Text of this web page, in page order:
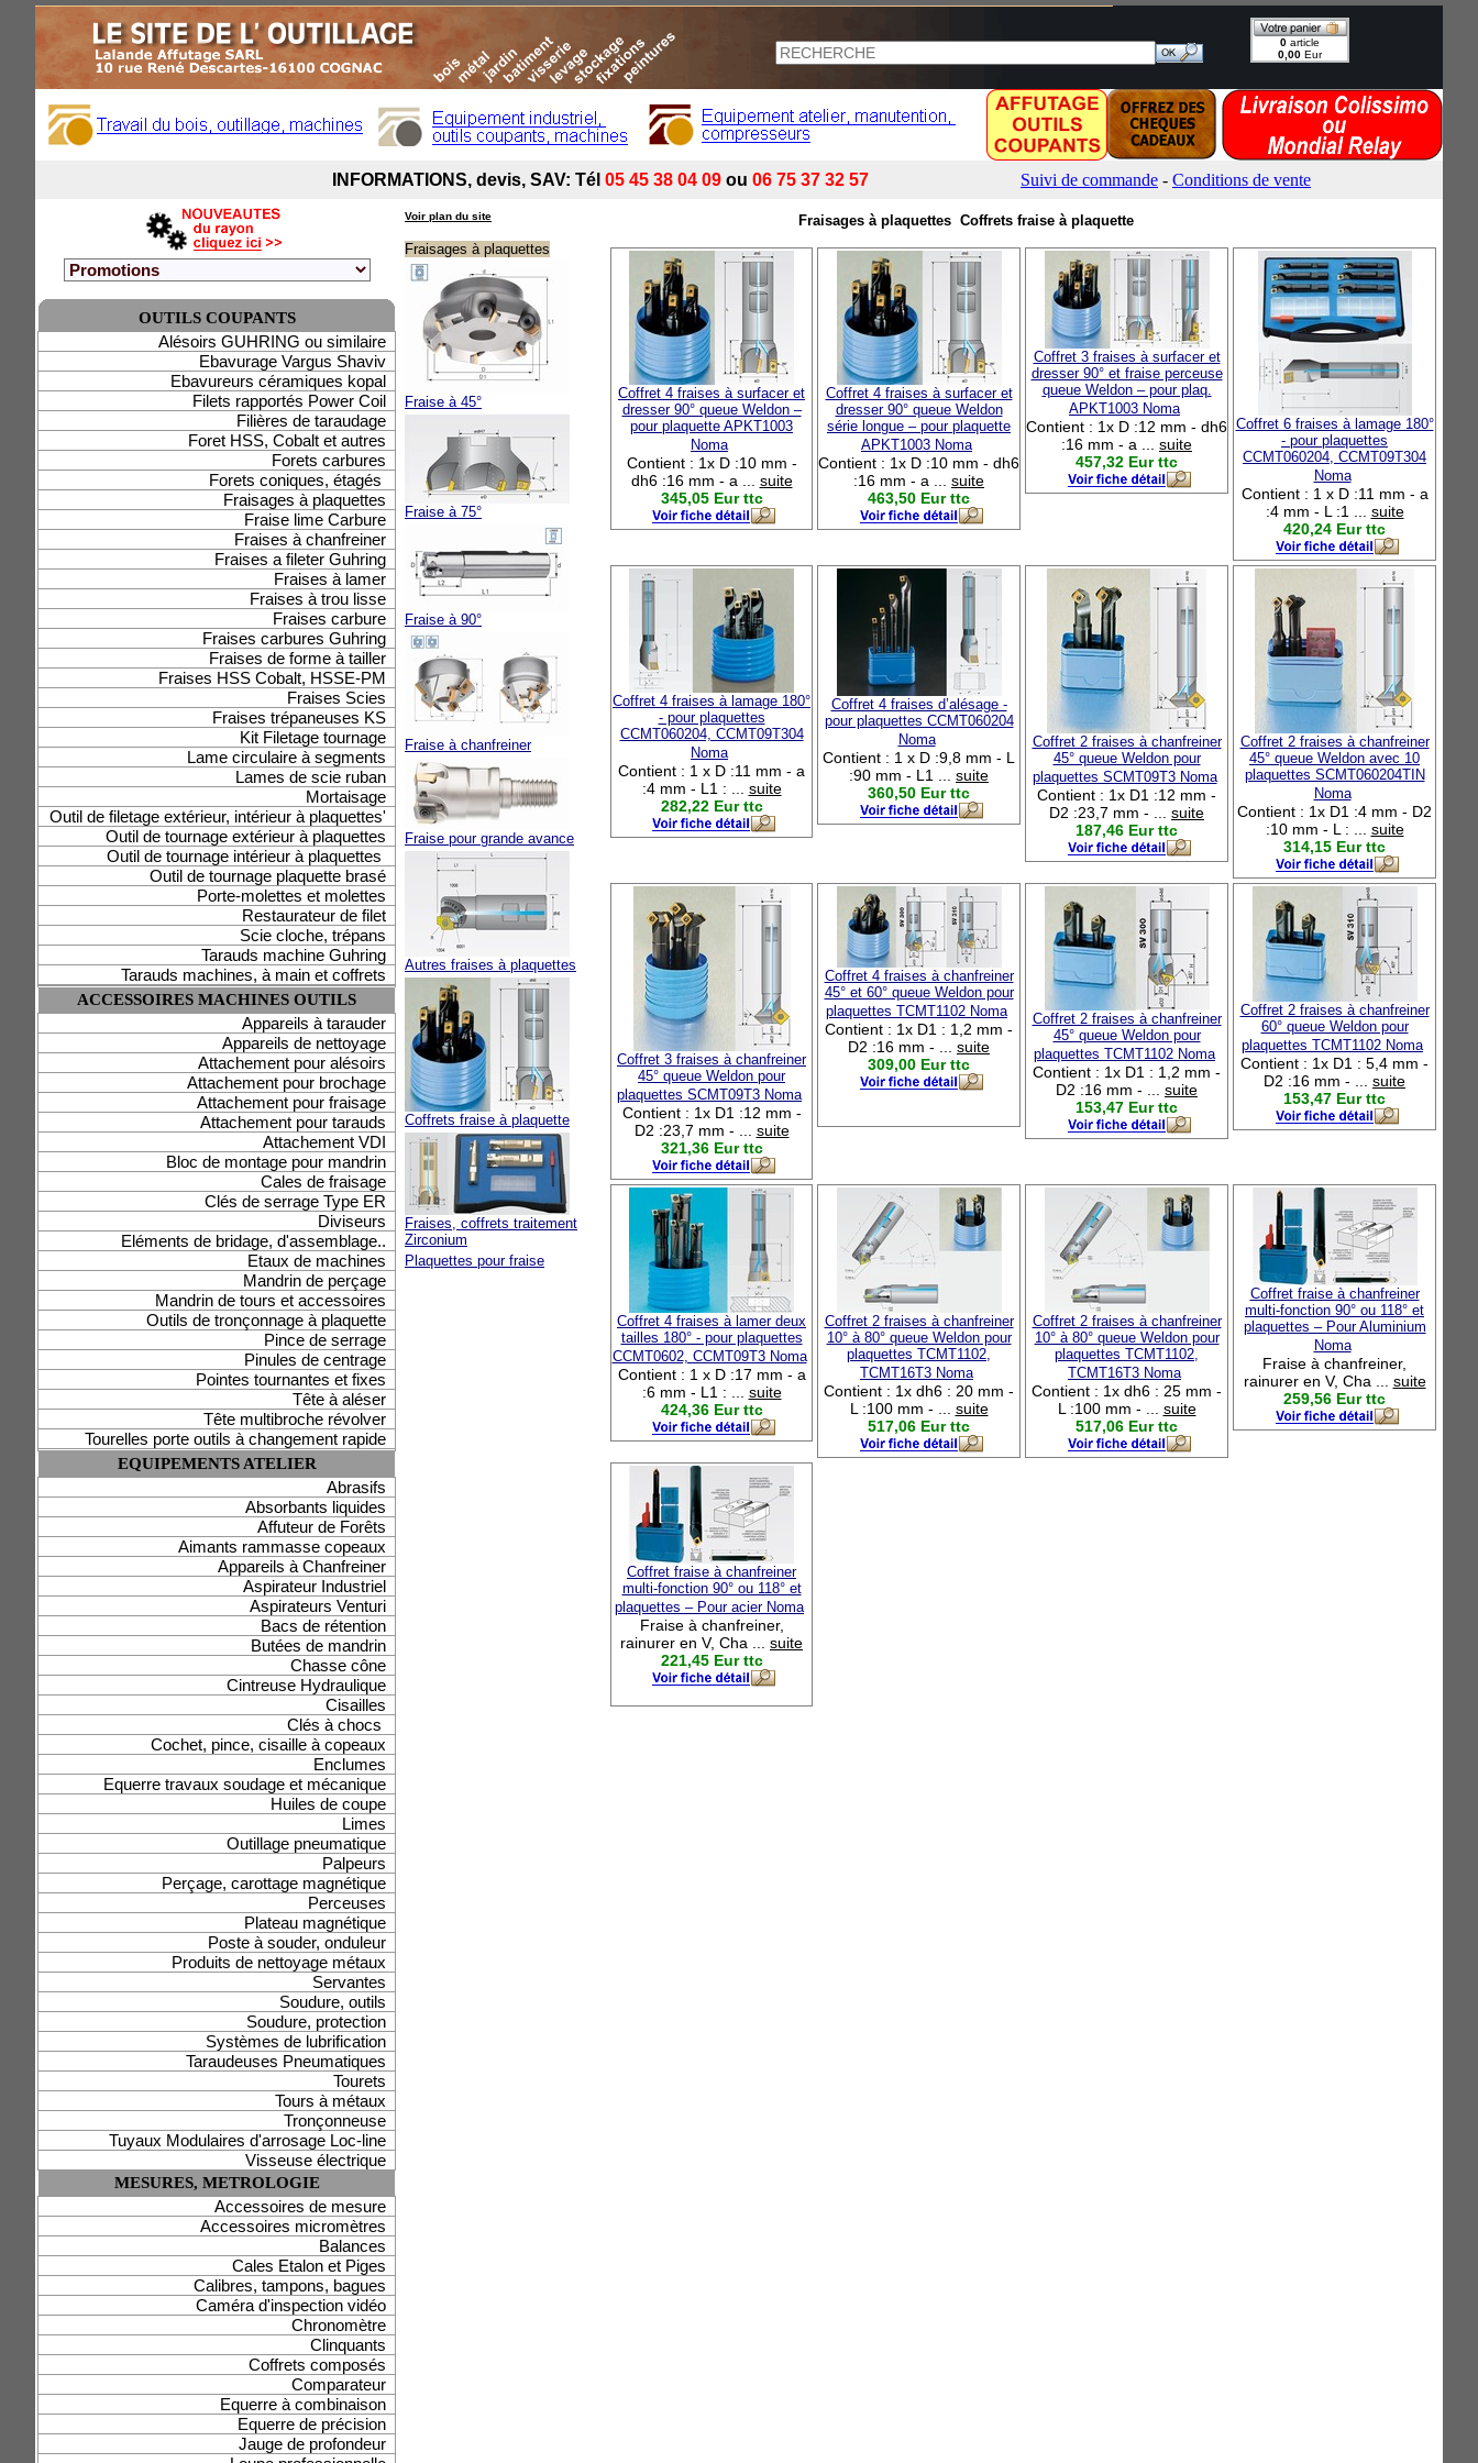
OUTILS COUPANTS
Alésoirs GUHRING ou similaire
Ebavurage Vargus Shaviv
Ebavureurs céramiques kopal
Filets rapportés Power Coil
Filières de taraudage
Foret HSS, Cobalt et autres
Forets carbures
Forets coniques, étagés
Fraisages à plaquettes
Fraise lime Carbure
Fraises à chanfreiner
Fraises a fileter Guhring
Fraises à lamer
Fraises à trou lisse
Fraises carbure
Fraises carbures Guhring
Fraises de forme à tailler
Fraises HSS Cobalt, HSSE-PM
Fraises Scies
Fraises trépaneuses KS
Kit Filetage tournage
Lame circulaire à segments
Lames de scie ruban
Mortaisage
Outil de filetage extérieur, intérieur à plaquettes'
Outil de tournage extérieur à plaquettes
Outil de tournage intérieur à plaquettes
Outil de tournage plaquette brasé
Porte-molettes et molettes
Restaurateur de filet
Scie cloche, trépans
Tarauds machine Guhring
Tarauds machines, à main et coffrets
ACCESSOIRES MACHINES OUTILS
Appareils à tarauder
Appareils de nettoyage
Attachement pour alésoirs
Attachement pour brochage
Attachement pour fraisage
Attachement pour tarauds
Attachement VDI
Bloc de montage pour mandrin
Cales de fraisage
Clés de serrage Type ER
Diviseurs
Eléments de bridage, d'assemblage..
Etaux de machines
Mandrin de perçage
Mandrin de tours et accessoires
Outils de tronçonnage à plaquette
Pince de serrage
Pinules de centrage
Pointes tournantes et fixes
Tête à aléser
Tête multibroche révolver
Tourelles porte outils à changement rapide
EQUIPEMENTS ATELIER
Abrasifs
Absorbants liquides
Affuteur de Forêts
Aimants rammasse copeaux
Appareils à Chanfreiner
Aspirateur Industriel
Aspirateurs Venturi
Bacs de rétention
Butées de mandrin
Chasse cône
Cintreuse Hydraulique
Cisailles
Clés à chocs
Cochet, pince, cisaille à copeaux
Enclumes
Equerre travaux soudage et mécanique
Huiles de coupe
Limes
Outillage pneumatique
Palpeurs
Perçage, carottage magnétique
Perceuses
Plateau magnétique
Poste à souder, onduleur
Produits de nettoyage métaux
Servantes
Soudure, outils
Soudure, protection
Systèmes de lubrification
Taraudeuses Pneumatiques
Tourets
Tours à métaux
Tronçonneuse
Tuyaux Modulaires d'arrosage Loc-line
Visseuse électrique
MESURES, METROLOGIE
Accessoires de mesure
Accessoires micromètres
Balances
Cales Etalon et Piges
Calibres, tampons, bagues
Caméra d'inspection vidéo
Chronomètre
Clinquants
Coffrets composés
Comparateur
Equerre à combinaison
Equerre de précision
Jauge de profondeur
Voir plan du site Fraisages à plaquettes Coffrets fraise à plaquette
Fraisages à plaquettes
Fraise à 45°
Fraise à 75°
Fraise à 90°
Fraise à chanfreiner
Fraise pour grande avance
Autres fraises à plaquettes
Coffrets fraise à plaquette
Fraises, coffrets traitement
Zirconium
Plaquettes pour fraise
Coffret 4 fraises à surfacer et
dresser 90° queue Weldon –
pour plaquette APKT1003
Noma
Contient : 1x D :10 mm -
dh6 :16 mm - a ... suite
345,05 Eur ttc
Coffret 4 fraises à surfacer et
dresser 90° queue Weldon
série longue – pour plaquette
APKT1003 Noma
Contient : 1x D :10 mm - dh6
:16 mm - a ... suite
463,50 Eur ttc
Coffret 3 fraises à surfacer et
dresser 90° et fraise perceuse
queue Weldon – pour plaq.
APKT1003 Noma
Contient : 1x D :12 mm - dh6
:16 mm - a ... suite
457,32 Eur ttc
Coffret 6 fraises à lamage 180°
- pour plaquettes
CCMT060204, CCMT09T304
Noma
Contient : 1 x D :11 mm - a
:4 mm - L :1 ... suite
420,24 Eur ttc
Coffret 4 fraises à lamage 180°
- pour plaquettes
CCMT060204, CCMT09T304
Noma
Contient : 1 x D :11 mm - a
:4 mm - L1 : ... suite
282,22 Eur ttc
Coffret 4 fraises d’alésage -
pour plaquettes CCMT060204
Noma
Contient : 1 x D :9,8 mm - L
:90 mm - L1 ... suite
360,50 Eur ttc
Coffret 2 fraises à chanfreiner
45° queue Weldon pour
plaquettes SCMT09T3 Noma
Contient : 1x D1 :12 mm -
D2 :23,7 mm - ... suite
187,46 Eur ttc
Coffret 2 fraises à chanfreiner
45° queue Weldon avec 10
plaquettes SCMT060204TIN
Noma
Contient : 1x D1 :4 mm - D2
:10 mm - L : ... suite
314,15 Eur ttc
Coffret 3 fraises à chanfreiner
45° queue Weldon pour
plaquettes SCMT09T3 Noma
Contient : 1x D1 :12 mm -
D2 :23,7 mm - ... suite
321,36 Eur ttc
Coffret 4 fraises à chanfreiner
45° et 60° queue Weldon pour
plaquettes TCMT1102 Noma
Contient : 1x D1 : 1,2 mm -
D2 :16 mm - ... suite
309,00 Eur ttc
Coffret 2 fraises à chanfreiner
45° queue Weldon pour
plaquettes TCMT1102 Noma
Contient : 1x D1 : 1,2 mm -
D2 :16 mm - ... suite
153,47 Eur ttc
Coffret 2 fraises à chanfreiner
60° queue Weldon pour
plaquettes TCMT1102 Noma
Contient : 1x D1 : 5,4 mm -
D2 :16 mm - ... suite
153,47 Eur ttc
Coffret 4 fraises à lamer deux
tailles 180° - pour plaquettes
CCMT0602, CCMT09T3 Noma
Contient : 1 x D :17 mm - a
:6 mm - L1 : ... suite
424,36 Eur ttc
Coffret 2 fraises à chanfreiner
10° à 80° queue Weldon pour
plaquettes TCMT1102,
TCMT16T3 Noma
Contient : 1x dh6 : 20 mm -
L :100 mm - ... suite
517,06 Eur ttc
Coffret 2 fraises à chanfreiner
10° à 80° queue Weldon pour
plaquettes TCMT1102,
TCMT16T3 Noma
Contient : 1x dh6 : 25 mm -
L :100 mm - ... suite
517,06 Eur ttc
Coffret fraise à chanfreiner
multi-fonction 90° ou 118° et
plaquettes – Pour Aluminium
Noma
Fraise à chanfreiner,
rainurer en V, Cha ... suite
259,56 Eur ttc
Coffret fraise à chanfreiner
multi-fonction 90° ou 118° et
plaquettes – Pour acier Noma
Fraise à chanfreiner,
rainurer en V, Cha ... suite
221,45 Eur ttc